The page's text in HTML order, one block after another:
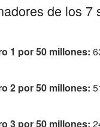
de los 7
1 por 50 millones:
2 por 50 millones:
3 por 50 millones: